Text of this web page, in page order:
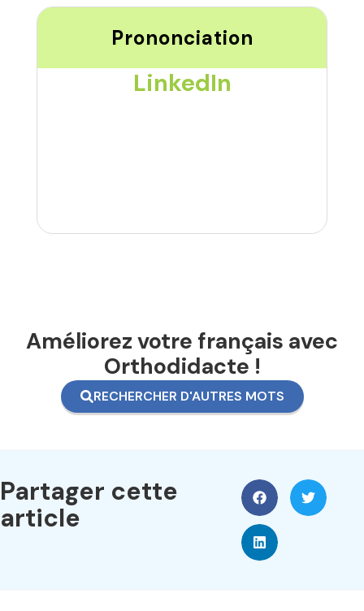
Prononciation
LinkedIn
Améliorez votre français avec
Orthodidacte !
RECHERCHER D'AUTRES MOTS
Partager cette
article